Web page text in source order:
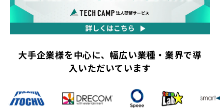
大手企業様を中心に、幅広い業種・業界で導
入いただいています